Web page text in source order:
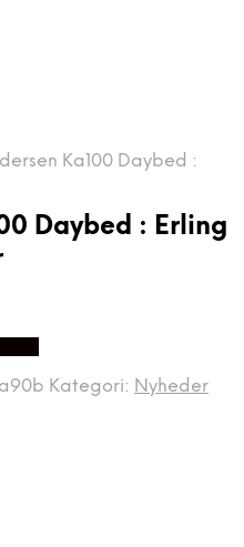
Ka100 Daybed :
Daybed : Erling
Kategori: Nyheder